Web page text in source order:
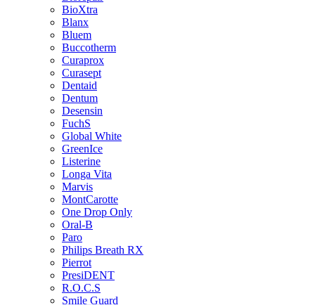
BioXtra
Blanx
Bluem
Buccotherm
Curaprox
Curasept
Dentaid
Dentum
Desensin
FuchS
Global White
GreenIce
Listerine
Longa Vita
Marvis
MontCarotte
One Drop Only
Oral-B
Paro
Philips Breath RX
Pierrot
PresiDENT
R.O.C.S
Smile Guard